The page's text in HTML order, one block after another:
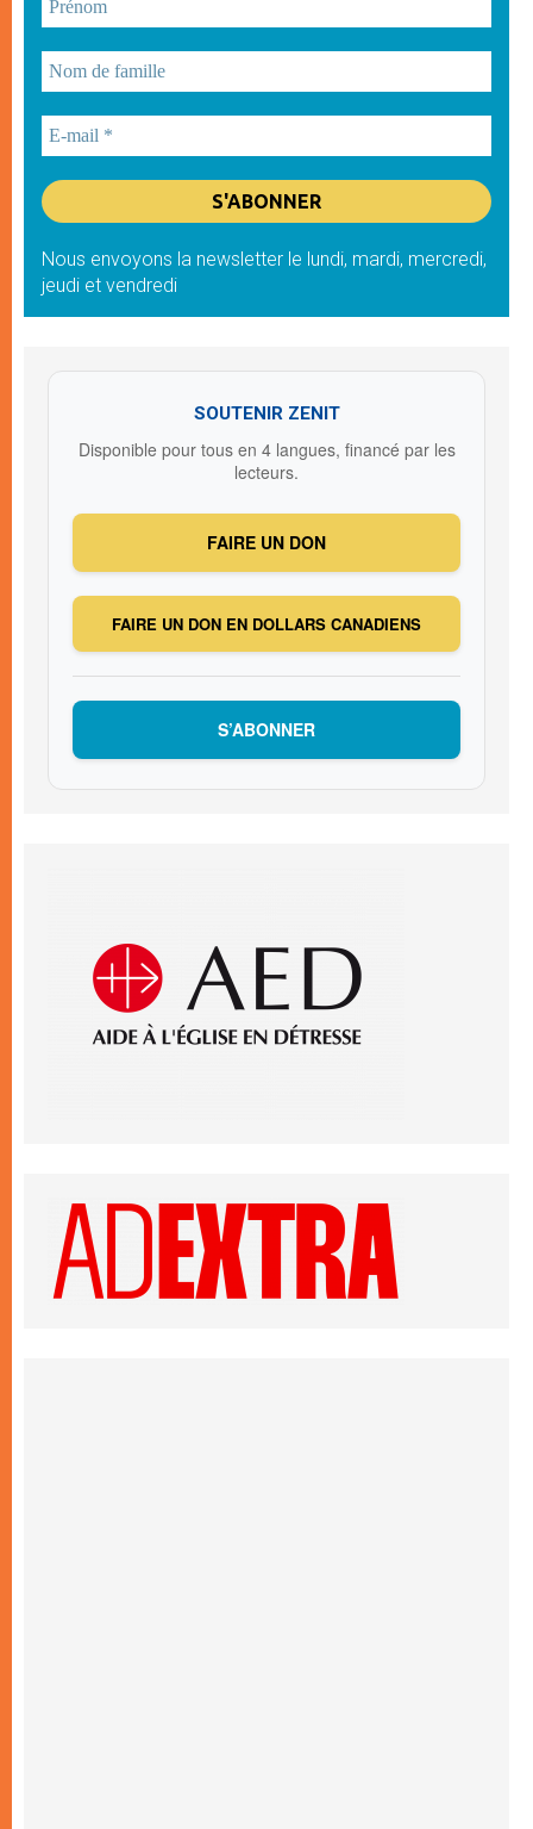
Nous envoyons la newsletter le lundi, mardi, mercredi,
jeudi et vendredi
SOUTENIR ZENIT
Disponible pour tous en 4 langues, financé par les
lecteurs.
FAIRE UN DON
FAIRE UN DON EN DOLLARS CANADIENS
S’ABONNER